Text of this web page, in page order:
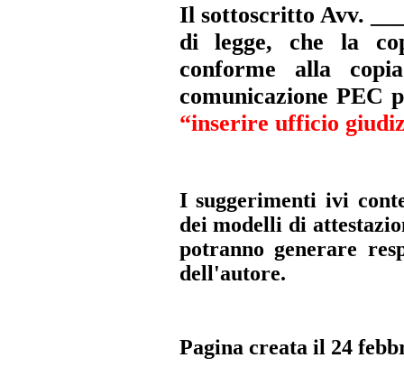
Il sottoscritto Avv.
di legge, che la
conforme alla
comunicazione PEC
“inserire ufficio
I suggerimenti ivi
dei modelli di
potranno generare
dell'autore.
Pagina creata il 24